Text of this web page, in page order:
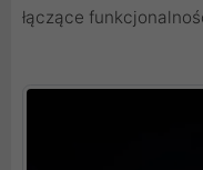
łączące